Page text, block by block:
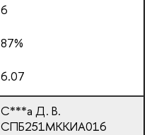
6
87%
6.07
С***а Д. В.
СПБ251МККИА016